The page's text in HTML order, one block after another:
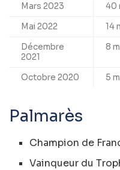
Mars 2023
40
Mai 2022
14
Décembre
2021
8
Octobre 2020 5
Palmarès
Champion de
Vainqueur du